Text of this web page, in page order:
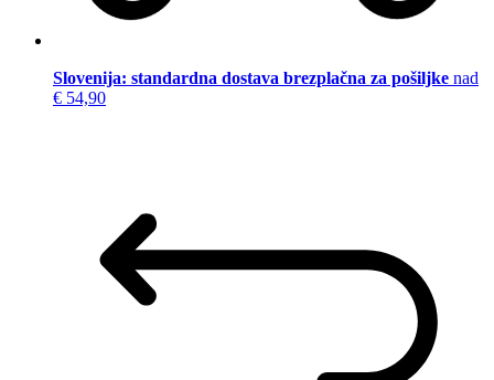
Slovenija: standardna dostava brezplačna za pošiljke nad
€ 54,90